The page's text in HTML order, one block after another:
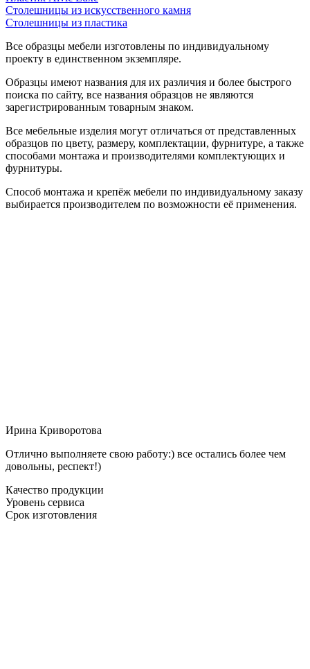
Столешницы из искусственного камня
Столешницы из пластика
Все образцы мебели изготовлены по индивидуальному
проекту в единственном экземпляре.
Образцы имеют названия для их различия и более быстрого
поиска по сайту, все названия образцов не являются
зарегистрированным товарным знаком.
Все мебельные изделия могут отличаться от представленных
образцов по цвету, размеру, комплектации, фурнитуре, а также
способами монтажа и производителями комплектующих и
фурнитуры.
Способ монтажа и крепёж мебели по индивидуальному заказу
выбирается производителем по возможности её применения.
Ирина Криворотова
Отлично выполняете свою работу:) все остались более чем
довольны, респект!)
Качество продукции
Уровень сервиса
Срок изготовления